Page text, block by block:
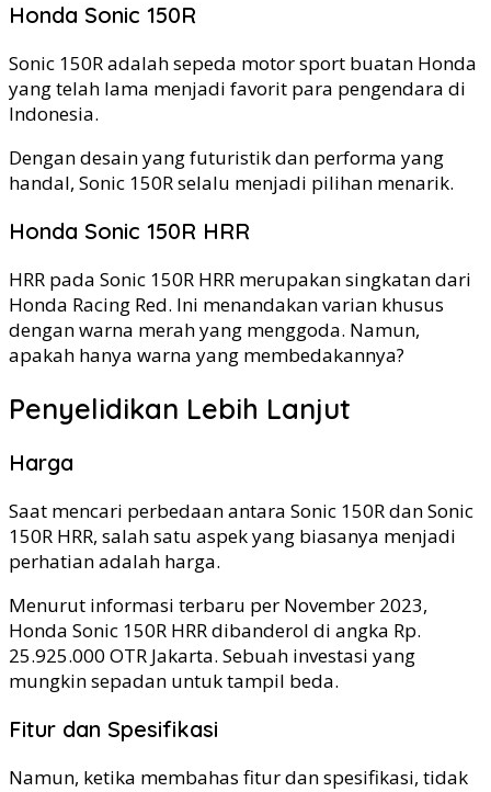
Honda Sonic 150R
Sonic 150R adalah sepeda motor sport buatan Honda
yang telah lama menjadi favorit para pengendara di
Indonesia.
Dengan desain yang futuristik dan performa yang
handal, Sonic 150R selalu menjadi pilihan menarik.
Honda Sonic 150R HRR
HRR pada Sonic 150R HRR merupakan singkatan dari
Honda Racing Red. Ini menandakan varian khusus
dengan warna merah yang menggoda. Namun,
apakah hanya warna yang membedakannya?
Penyelidikan Lebih Lanjut
Harga
Saat mencari perbedaan antara Sonic 150R dan Sonic
150R HRR, salah satu aspek yang biasanya menjadi
perhatian adalah harga.
Menurut informasi terbaru per November 2023,
Honda Sonic 150R HRR dibanderol di angka Rp.
25.925.000 OTR Jakarta. Sebuah investasi yang
mungkin sepadan untuk tampil beda.
Fitur dan Spesifikasi
Namun, ketika membahas fitur dan spesifikasi, tidak